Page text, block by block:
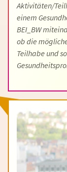
Aktivitäten/
einem
BEI_BW
ob die
Teilhabe und